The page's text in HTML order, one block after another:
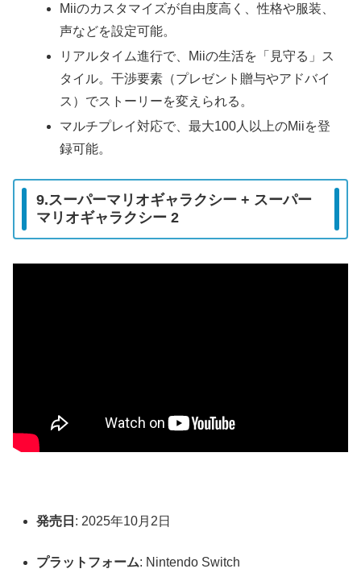
Miiのカスタマイズが自由度高く、性格や服装、
声などを設定可能。
リアルタイム進行で、Miiの生活を「見守る」ス
タイル。干渉要素（プレゼント贈与やアドバイ
ス）でストーリーを変えられる。
マルチプレイ対応で、最大100人以上のMiiを登
録可能。
9.スーパーマリオギャラクシー + スーパー
マリオギャラクシー 2
発売日 : 2025年10月2日
プラットフォーム: Nintendo Switch